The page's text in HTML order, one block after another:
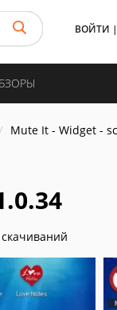
ВОЙТИ |
Mute It - Widget -